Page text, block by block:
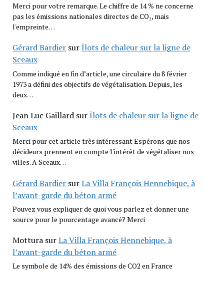
Merci pour votre remarque. Le chiffre de 14 % ne concerne
pas les émissions nationales directes de CO₂, mais
l'empreinte…
Gérard BardiersurÎlots de chaleur sur la ligne de
Sceaux
Comme indiqué en fin d’article, une circulaire du 8 février
1973 a défini des objectifs de végétalisation. Depuis, les
deux…
Jean Luc GaillardsurÎlots de chaleur sur la ligne de
Sceaux
Merci pour cet article très intéressant Espérons que nos
décideurs prennent en compte l'intérêt de végétaliser nos
villes. A Sceaux…
Gérard BardiersurLa Villa François Hennebique, à
l’avant-garde du béton armé
Pouvez vous expliquer de quoi vous parlez et donner une
source pour le pourcentage avancé? Merci
MotturasurLa Villa François Hennebique, à
l’avant-garde du béton armé
Le symbole de 14% des émissions de CO2 en France